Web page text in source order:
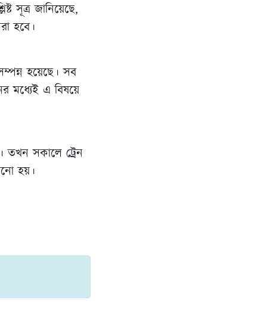
সূত্র জানিয়েছে,
হবে।
হয়েছে। সব
মধ্যেই এ বিষয়ে
তখন সকালে ট্রেন
হয়।